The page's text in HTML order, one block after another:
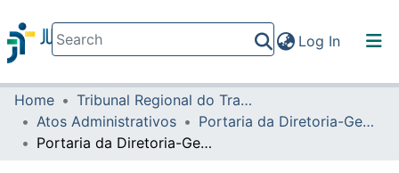
Log In(current)
Communities & Collections
All of DSpace
Home
Tribunal Regional do Trabalho da 16ª Região
Atos Administrativos
Portaria da Diretoria-Geral
Portaria da Diretoria-Geral nº 485/2010 (14462)